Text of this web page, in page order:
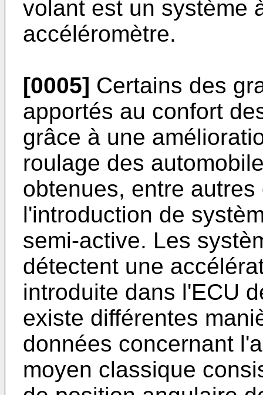
volant est un système
accéléromètre.
[0005] Certains des
apportés au confort
grâce à une
roulage des
obtenues, entre
l'introduction de
semi-active. Les
détectent une
introduite dans l'ECU
existe différentes
données concernant
moyen classique